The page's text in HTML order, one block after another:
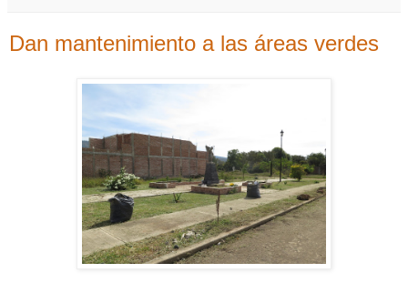
Dan mantenimiento a las áreas verdes